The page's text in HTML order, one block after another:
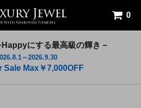
0
Happyにする最高級の輝き－
～2026.9.30
Sale Max￥7,000OFF